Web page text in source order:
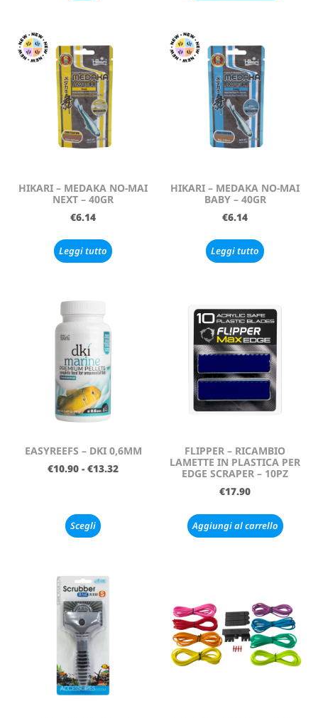
HIKARI – MEDAKA NO-MAI
NEXT – 40GR
€6.14
Leggi tutto
HIKARI – MEDAKA NO-MAI
BABY – 40GR
€6.14
Leggi tutto
EASYREEFS – DKI 0,6MM
€10.90 - €13.32
Scegli
FLIPPER – RICAMBIO
LAMETTE IN PLASTICA PER
EDGE SCRAPER – 10PZ
€17.90
Aggiungi al carrello